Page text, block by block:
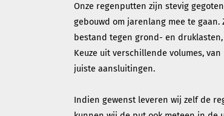
Onze regenputten zijn stevig
gebouwd om jarenlang mee te
bestand tegen grond- en
Keuze uit verschillende volumes,
juiste aansluitingen.
Indien gewenst leveren wij zelf de